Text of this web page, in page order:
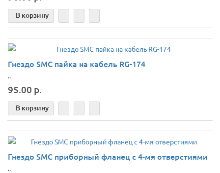
В корзину
Гнездо SMС пайка на кабель RG-174
..
95.00 р.
В корзину
Гнездо SMC приборный фланец с 4-мя отверстиями
..